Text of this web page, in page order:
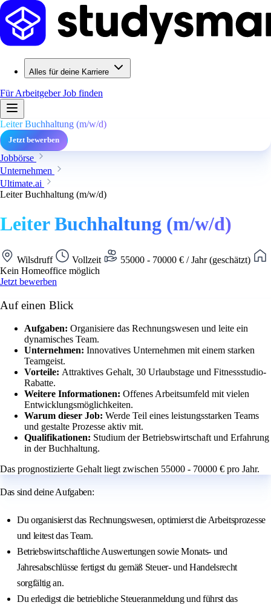
Alles für deine Karriere
Für ArbeitgeberJob finden
Leiter Buchhaltung (m/w/d)
Jetzt bewerben
Jobbörse
Unternehmen
Ultimate.ai
Leiter Buchhaltung (m/w/d)
Leiter Buchhaltung (m/w/d)
Wilsdruff Vollzeit
55000 - 70000 € / Jahr (geschätzt)
Kein Homeoffice möglich
Jetzt bewerben
Auf einen Blick
Aufgaben: Organisiere das Rechnungswesen und leite ein
dynamisches Team.
Unternehmen: Innovatives Unternehmen mit einem starken
Teamgeist.
Vorteile: Attraktives Gehalt, 30 Urlaubstage und Fitnessstudio-
Rabatte.
Weitere Informationen: Offenes Arbeitsumfeld mit vielen
Entwicklungsmöglichkeiten.
Warum dieser Job: Werde Teil eines leistungsstarken Teams
und gestalte Prozesse aktiv mit.
Qualifikationen: Studium der Betriebswirtschaft und Erfahrung
in der Buchhaltung.
Das prognostizierte Gehalt liegt zwischen 55000 - 70000 € pro Jahr.
Das sind deine Aufgaben:
Du organisierst das Rechnungswesen, optimierst die Arbeitsprozesse
und leitest das Team.
Betriebswirtschaftliche Auswertungen sowie Monats- und
Jahresabschlüsse fertigst du gemäß Steuer- und Handelsrecht
sorgfältig an.
Du erledigst die betriebliche Steueranmeldung und führst das